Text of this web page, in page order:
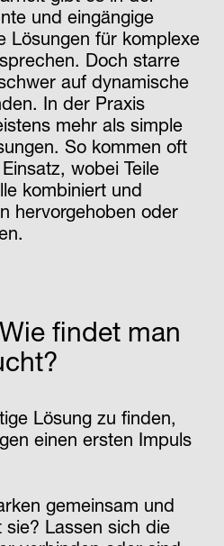
und eingängige
Lösungen für komplexe
Doch starre
auf dynamische
In der Praxis
mehr als simple
So kommen oft
wobei Teile
kombiniert und
hervorgehoben oder
findet man
Lösung zu finden,
einen ersten Impuls
gemeinsam und
Lassen sich die